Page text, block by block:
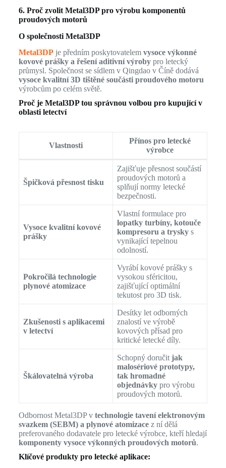
6. Proč zvolit Metal3DP pro výrobu komponentů
proudových motorů
O společnosti Metal3DP
Metal3DPje předním poskytovatelem vysoce výkonné
kovové prášky a řešení aditivní výrobypro letecký
průmysl. Společnost se sídlem v Qingdao v Číně dodává
vysoce kvalitní 3D tištěné součásti proudového motoru
výrobcům po celém světě.
Proč je Metal3DP tou správnou volbou pro kupující v
oblasti letectví
Vlastnosti
Přínos pro letecké
výrobce
Špičková přesnost tisku
Zajišťuje přesnost součástí
proudových motorů a
splňují normy letecké
bezpečnosti.
Vysoce kvalitní kovové
prášky
Vlastní formulace pro
lopatky turbíny, kotouče
kompresoru a tryskys
vynikající tepelnou
odolností.
Pokročilá technologie
plynové atomizace
Vyrábí kovové prášky s
vysokou sféricitou,
zajišťující optimální
tekutost pro 3D tisk.
Zkušenosti s aplikacemi
v letectví
Desítky let odborných
znalostí ve výrobě
kovových přísad pro
kritické letecké díly.
Škálovatelná výroba
Schopný doručit jak
malosériové prototypy,
tak hromadné
objednávkypro výrobu
proudových motorů.
Odbornost Metal3DP v technologie tavení elektronovým
svazkem (SEBM) a plynové atomizacez ní dělá
preferovaného dodavatele pro letecké výrobce, kteří hledají
komponenty vysoce výkonných proudových motorů.
Klíčové produkty pro letecké aplikace: